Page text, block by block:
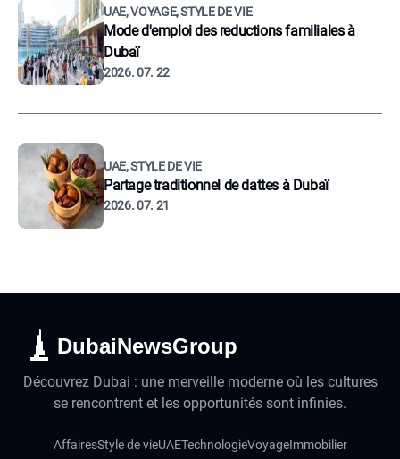
UAE, VOYAGE, STYLE DE VIE
Mode d'emploi des reductions familiales à
Dubaï
2026. 07. 22
UAE, STYLE DE VIE
Partage traditionnel de dattes à Dubaï
2026. 07. 21
DubaiNewsGroup
Découvrez Dubai : une merveille moderne où les cultures
se rencontrent et les opportunités sont infinies.
AffairesStyle de vieUAETechnologieVoyageImmobilier